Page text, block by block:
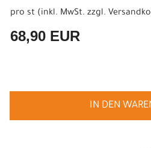
pro st (inkl. MwSt. zzgl.
68,90 EUR
IN DEN